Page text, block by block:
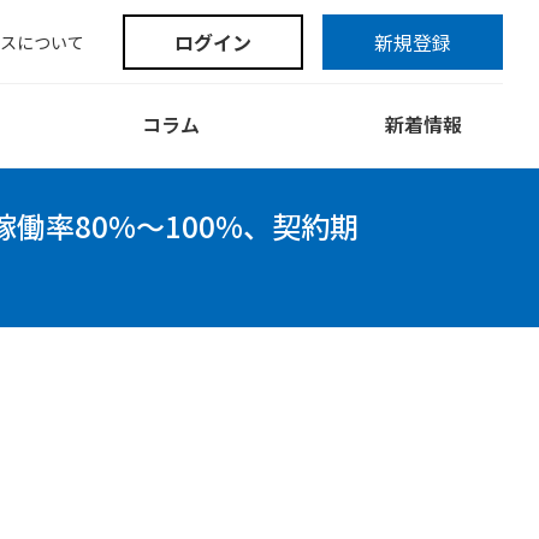
コラム 新着情報
について ログイン 新規登録
働率80%～100%、契約期